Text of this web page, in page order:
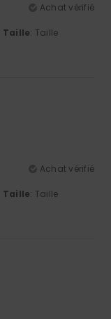
Achat vérifié
Taille: Taille
Achat vérifié
Taille: Taille